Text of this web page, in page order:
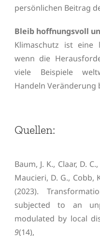
persönlichen Beitrag
Bleib hoffnungsvoll
Klimaschutz ist eine
wenn die
viele Beispiele
Handeln Veränderung
Quellen:
Baum, J. K., Claar, D.
Maucieri, D. G., Cobb,
(2023).
subjected to an
modulated by local
9(14),